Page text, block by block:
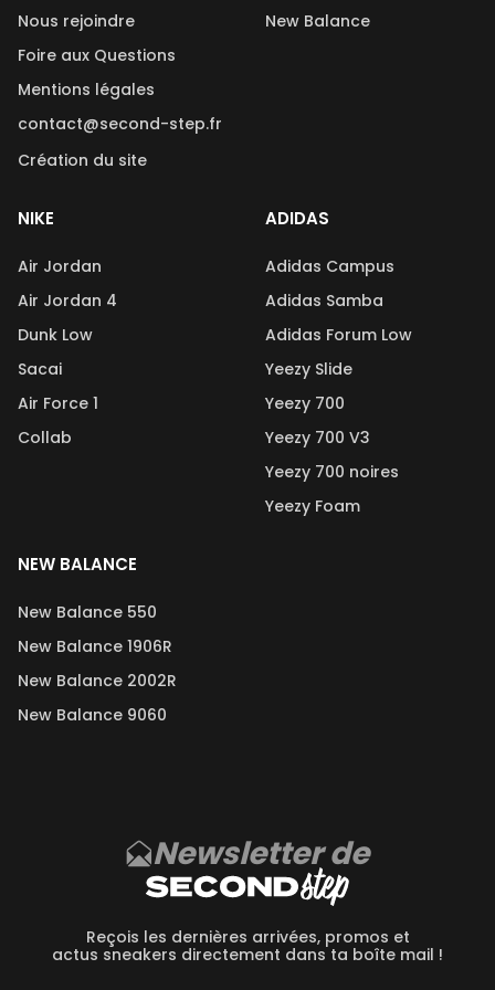
Nous rejoindre
Foire aux Questions
Mentions légales
contact@second-step.fr
Création du site
New Balance
NIKE
Air Jordan
Air Jordan 4
Dunk Low
Sacai
Air Force 1
Collab
ADIDAS
Adidas Campus
Adidas Samba
Adidas Forum Low
Yeezy Slide
Yeezy 700
Yeezy 700 V3
Yeezy 700 noires
Yeezy Foam
NEW BALANCE
New Balance 550
New Balance 1906R
New Balance 2002R
New Balance 9060
Newsletter de
Reçois les dernières arrivées, promos et
actus sneakers directement dans ta boîte mail !